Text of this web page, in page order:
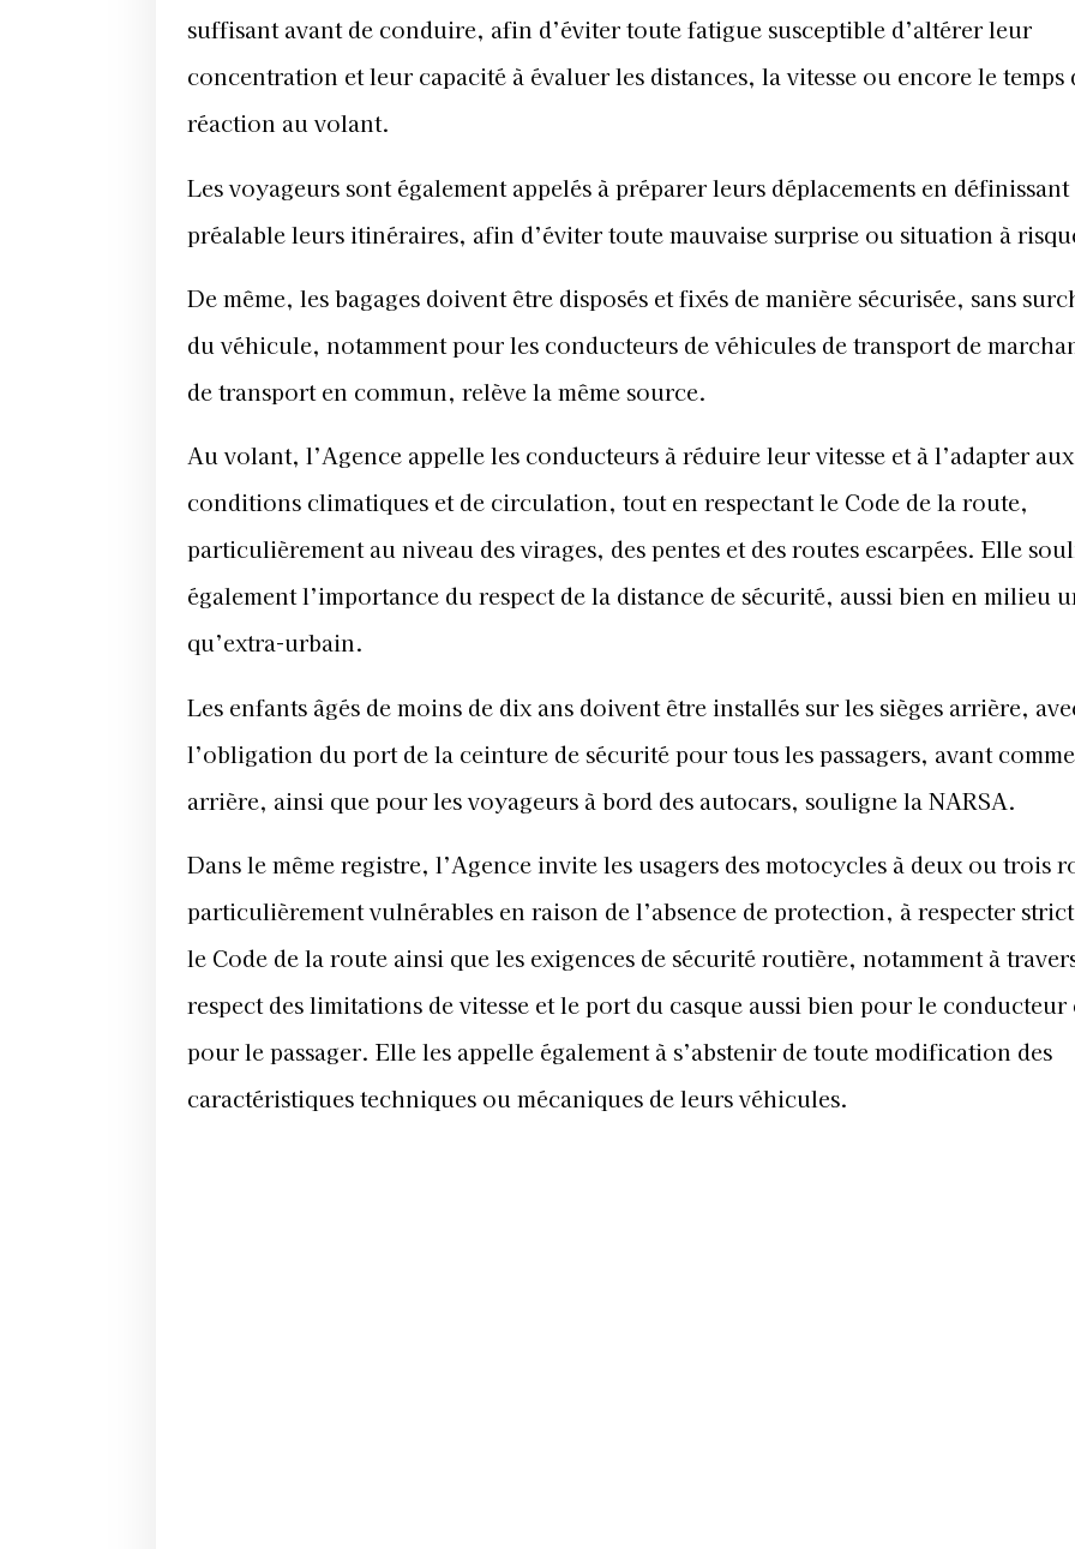
suffisant avant de conduire, afin d’éviter toute fatigue susceptible d’altérer leur
concentration et leur capacité à évaluer les distances, la vitesse ou encore le temps
réaction au volant.
Les voyageurs sont également appelés à préparer leurs déplacements en définissant
préalable leurs itinéraires, afin d’éviter toute mauvaise surprise ou situation à
De même, les bagages doivent être disposés et fixés de manière sécurisée, sans
du véhicule, notamment pour les conducteurs de véhicules de transport de
de transport en commun, relève la même source.
Au volant, l’Agence appelle les conducteurs à réduire leur vitesse et à l’adapter aux
conditions climatiques et de circulation, tout en respectant le Code de la route,
particulièrement au niveau des virages, des pentes et des routes escarpées. Elle
également l’importance du respect de la distance de sécurité, aussi bien en milieu
qu’extra-urbain.
Les enfants âgés de moins de dix ans doivent être installés sur les sièges arrière,
l’obligation du port de la ceinture de sécurité pour tous les passagers, avant comme
arrière, ainsi que pour les voyageurs à bord des autocars, souligne la NARSA.
Dans le même registre, l’Agence invite les usagers des motocycles à deux ou trois
particulièrement vulnérables en raison de l’absence de protection, à respecter
le Code de la route ainsi que les exigences de sécurité routière, notamment à
respect des limitations de vitesse et le port du casque aussi bien pour le conducteur
pour le passager. Elle les appelle également à s’abstenir de toute modification des
caractéristiques techniques ou mécaniques de leurs véhicules.